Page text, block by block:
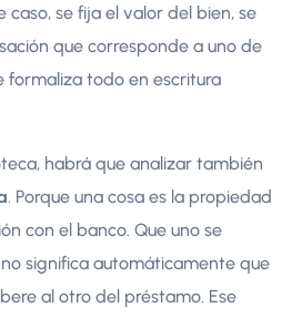
caso, se fija el valor del bien, se
que corresponde a uno de
formaliza todo en escritura
habrá que analizar también
. Porque una cosa es la propiedad
con el banco. Que uno se
significa automáticamente que
al otro del préstamo. Ese